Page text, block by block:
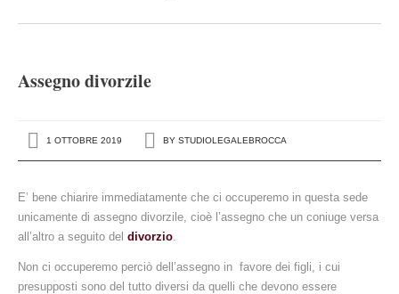
Contatti
Assegno divorzile
1 OTTOBRE 2019 BY STUDIOLEGALEBROCCA
E’ bene chiarire immediatamente che ci occuperemo in questa sede
unicamente di assegno divorzile, cioè l’assegno che un coniuge versa
all’altro a seguito del divorzio.
Non ci occuperemo perciò dell’assegno in favore dei figli, i cui
presupposti sono del tutto diversi da quelli che devono essere